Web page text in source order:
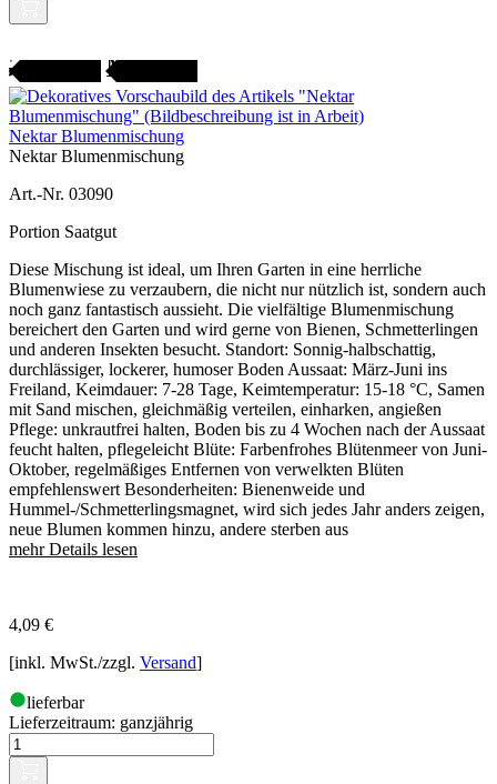
SAMENFEST
Nektar Blumenmischung
Nektar Blumenmischung
Art.-Nr. 03090
Portion Saatgut
Diese Mischung ist ideal, um Ihren Garten in eine herrliche
Blumenwiese zu verzaubern, die nicht nur nützlich ist, sondern auch
noch ganz fantastisch aussieht. Die vielfältige Blumenmischung
bereichert den Garten und wird gerne von Bienen, Schmetterlingen
und anderen Insekten besucht. Standort: Sonnig-halbschattig,
durchlässiger, lockerer, humoser Boden Aussaat: März-Juni ins
Freiland, Keimdauer: 7-28 Tage, Keimtemperatur: 15-18 °C, Samen
mit Sand mischen, gleichmäßig verteilen, einharken, angießen
Pflege: unkrautfrei halten, Boden bis zu 4 Wochen nach der Aussaat
feucht halten, pflegeleicht Blüte: Farbenfrohes Blütenmeer von Juni-
Oktober, regelmäßiges Entfernen von verwelkten Blüten
empfehlenswert Besonderheiten: Bienenweide und
Hummel-/Schmetterlingsmagnet, wird sich jedes Jahr anders zeigen,
neue Blumen kommen hinzu, andere sterben aus
mehr Details lesen
4,09 €
[inkl. MwSt./zzgl. Versand]
lieferbar
Lieferzeitraum: ganzjährig